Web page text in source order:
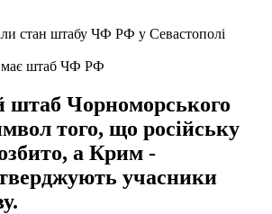
має штаб ЧФ РФ
штаб Чорноморського
того, що російську
а Крим -
учасники